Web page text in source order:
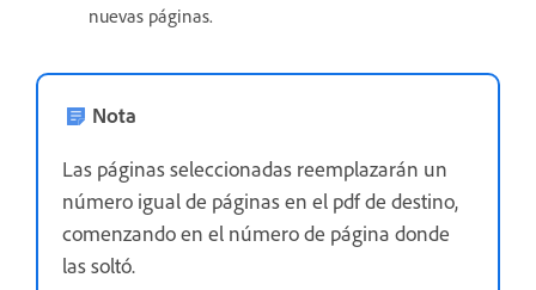
nuevas páginas.
Nota
Las páginas seleccionadas reemplazarán un
número igual de páginas en el pdf de destino,
comenzando en el número de página donde
las soltó.